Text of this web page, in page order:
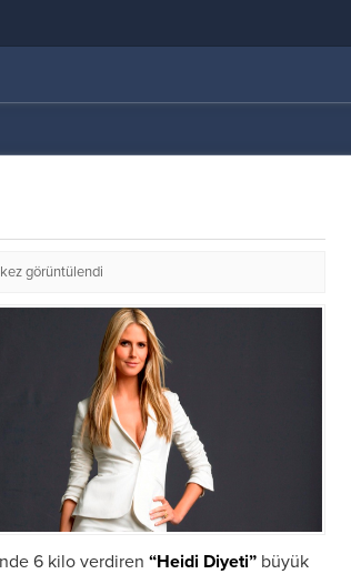
görüntülendi
6 kilo verdiren “Heidi Diyeti” büyük